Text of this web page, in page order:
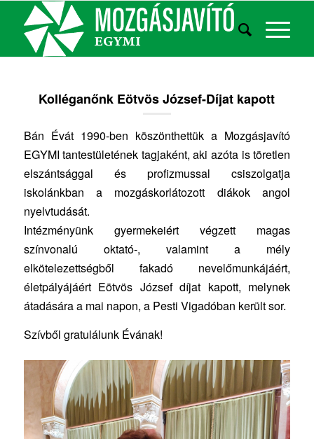
Kolléganőnk Eötvös József-Díjat kapott
Bán Évát 1990-ben köszönthettük a Mozgásjavító
EGYMI tantestületének tagjaként, aki azóta is töretlen
elszántsággal és profizmussal csiszolgatja
iskolánkban a mozgáskorlátozott diákok angol
nyelvtudását.
Intézményünk gyermekeiért végzett magas
színvonalú oktató-, valamint a mély
elkötelezettségből fakadó nevelőmunkájáért,
életpályájáért Eötvös József díjat kapott, melynek
átadására a mai napon, a Pesti Vigadóban került sor.
Szívből gratulálunk Évának!